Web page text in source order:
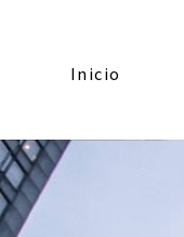
Inicio